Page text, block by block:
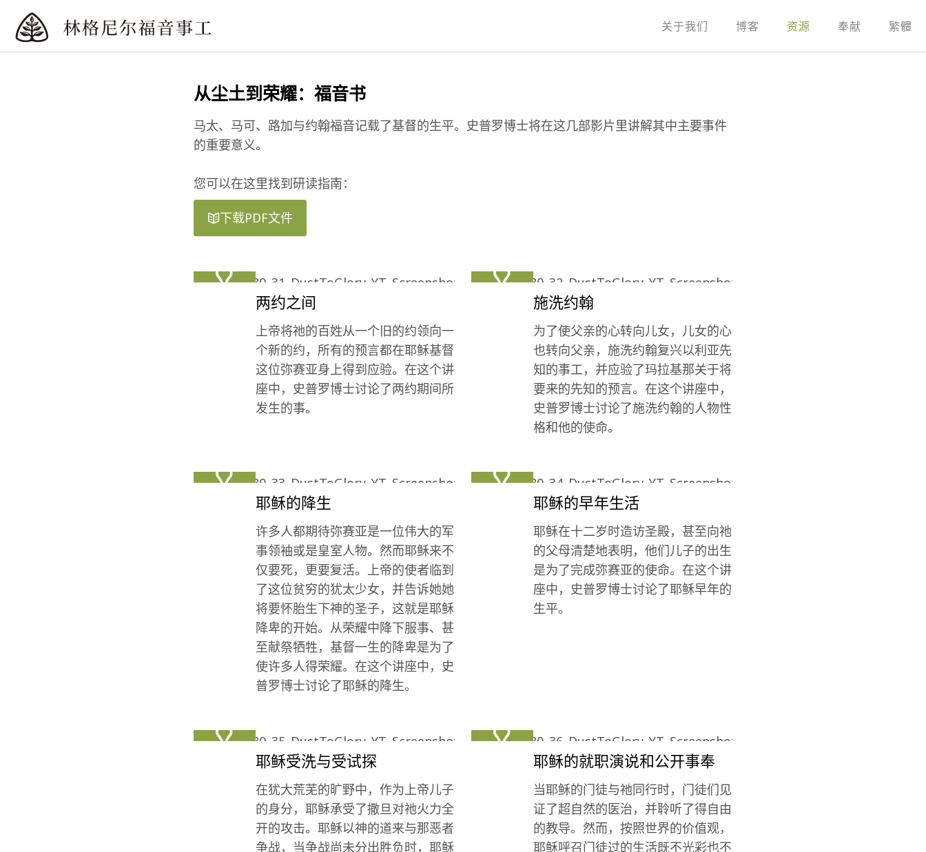
关于我们 博客 资源 奉献 繁體
从尘土到荣耀：福音书
马太、马可、路加与约翰福音记载了基督的生平。史普罗博士将在这几部影片里讲解其中主要事件
的重要意义。
您可以在这里找到研读指南：
下载PDF文件
两约之间
上帝将祂的百姓从一个旧的约领向一
个新的约，所有的预言都在耶稣基督
这位弥赛亚身上得到应验。在这个讲
座中，史普罗博士讨论了两约期间所
发生的事。
施洗约翰
为了使父亲的心转向儿女，儿女的心
也转向父亲，施洗约翰复兴以利亚先
知的事工，并应验了玛拉基那关于将
要来的先知的预言。在这个讲座中，
史普罗博士讨论了施洗约翰的人物性
格和他的使命。
耶稣的降生
许多人都期待弥赛亚是一位伟大的军
事领袖或是皇室人物。然而耶稣来不
仅要死，更要复活。上帝的使者临到
了这位贫穷的犹太少女，并告诉她她
将要怀胎生下神的圣子，这就是耶稣
降卑的开始。从荣耀中降下服事、甚
至献祭牺牲，基督一生的降卑是为了
使许多人得荣耀。在这个讲座中，史
普罗博士讨论了耶稣的降生。
耶稣的早年生活
耶稣在十二岁时造访圣殿，甚至向祂
的父母清楚地表明，他们儿子的出生
是为了完成弥赛亚的使命。在这个讲
座中，史普罗博士讨论了耶稣早年的
生平。
耶稣受洗与受试探
在犹大荒芜的旷野中，作为上帝儿子
的身分，耶稣承受了撒旦对祂火力全
开的攻击。耶稣以神的道来与那恶者
争战，当争战尚未分出胜负时，耶稣
耶稣的就职演说和公开事奉
当耶稣的门徒与祂同行时，门徒们见
证了超自然的医治，并聆听了得自由
的教导。然而，按照世界的价值观，
耶稣呼召门徒过的生活既不光彩也不